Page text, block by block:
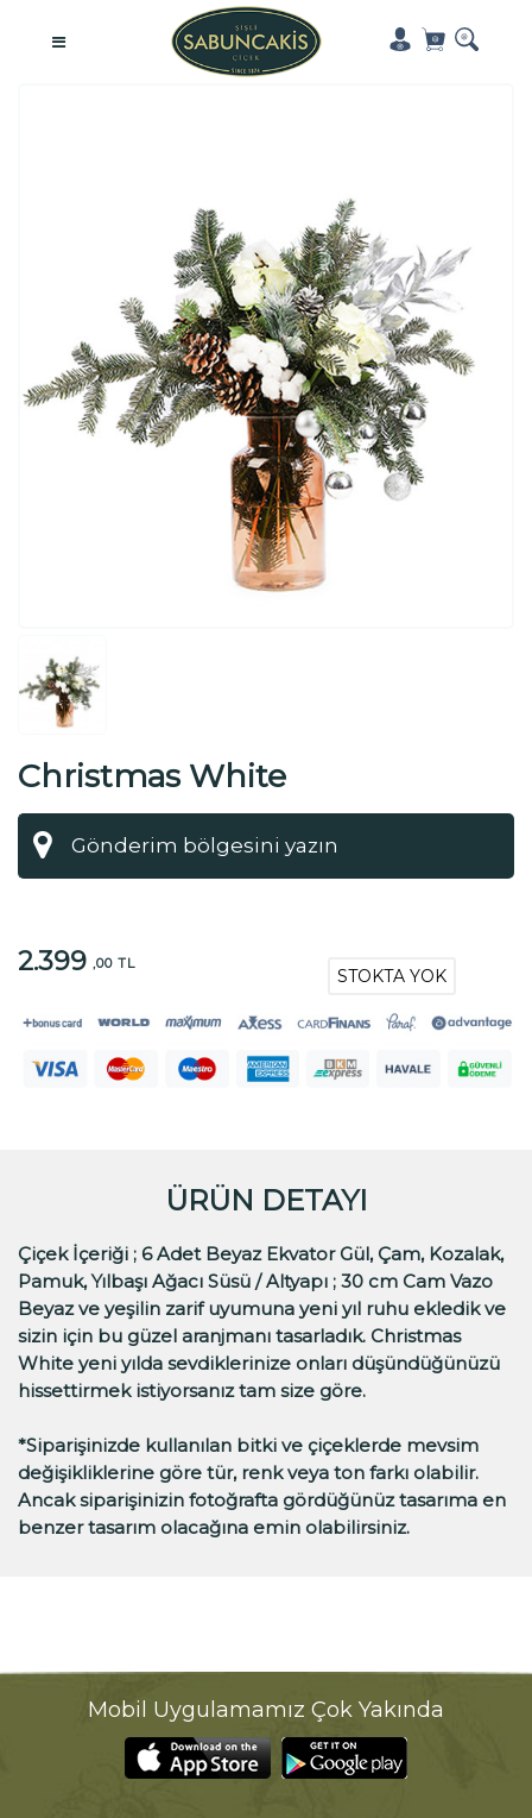
Christmas White
2.399 ,00 TL
STOKTA YOK
ÜRÜN DETAYI
Çiçek İçeriği ; 6 Adet Beyaz Ekvator Gül, Çam, Kozalak,
Pamuk, Yılbaşı Ağacı Süsü / Altyapı ; 30 cm Cam Vazo
Beyaz ve yeşilin zarif uyumuna yeni yıl ruhu ekledik ve
sizin için bu güzel aranjmanı tasarladık. Christmas
White yeni yılda sevdiklerinize onları düşündüğünüzü
hissettirmek istiyorsanız tam size göre.
*Siparişinizde kullanılan bitki ve çiçeklerde mevsim
değişikliklerine göre tür, renk veya ton farkı olabilir.
Ancak siparişinizin fotoğrafta gördüğünüz tasarıma en
benzer tasarım olacağına emin olabilirsiniz.
Mobil Uygulamamız Çok Yakında